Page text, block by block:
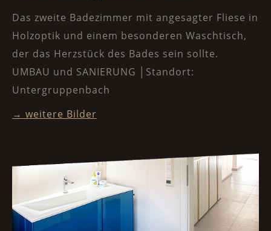
Das zweite Badezimmer mit angesagter Fliese in
Holzoptik und einem besonderen Waschtisch,
der das Herzstück des Bades sein sollte.
UMBAU und SANIERUNG │Standort:
Untergruppenbach
→ weitere Bilder